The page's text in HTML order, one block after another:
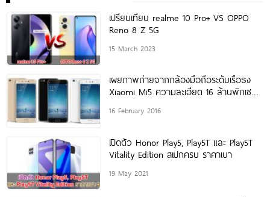
เปรียบเทียบ realme 10 Pro+ VS OPPO
Reno 8 Z 5G
15 March 2023
เผยภาพถ่ายจากกล้องมือถือระดับเรือธง
Xiaomi Mi5 ความละเอียด 16 ล้านพิกเซล
16 February 2016
เปิดตัว Honor Play5, Play5T และ Play5T
Vitality Edition สเปกครบ ราคาเบา
19 May 2021